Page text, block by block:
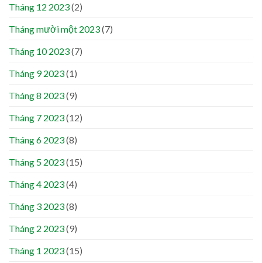
Tháng 12 2023(2)
Tháng mười một 2023(7)
Tháng 10 2023(7)
Tháng 9 2023(1)
Tháng 8 2023(9)
Tháng 7 2023(12)
Tháng 6 2023(8)
Tháng 5 2023(15)
Tháng 4 2023(4)
Tháng 3 2023(8)
Tháng 2 2023(9)
Tháng 1 2023(15)